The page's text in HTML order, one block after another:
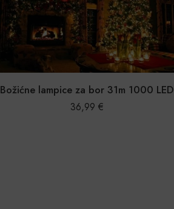
Božićne lampice za bor 31m 1000 LED
36,99 €